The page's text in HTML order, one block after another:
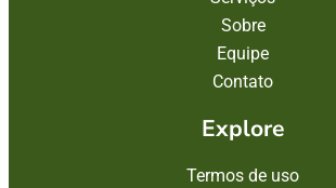
Sobre
Equipe
Contato
Explore
Termos de uso